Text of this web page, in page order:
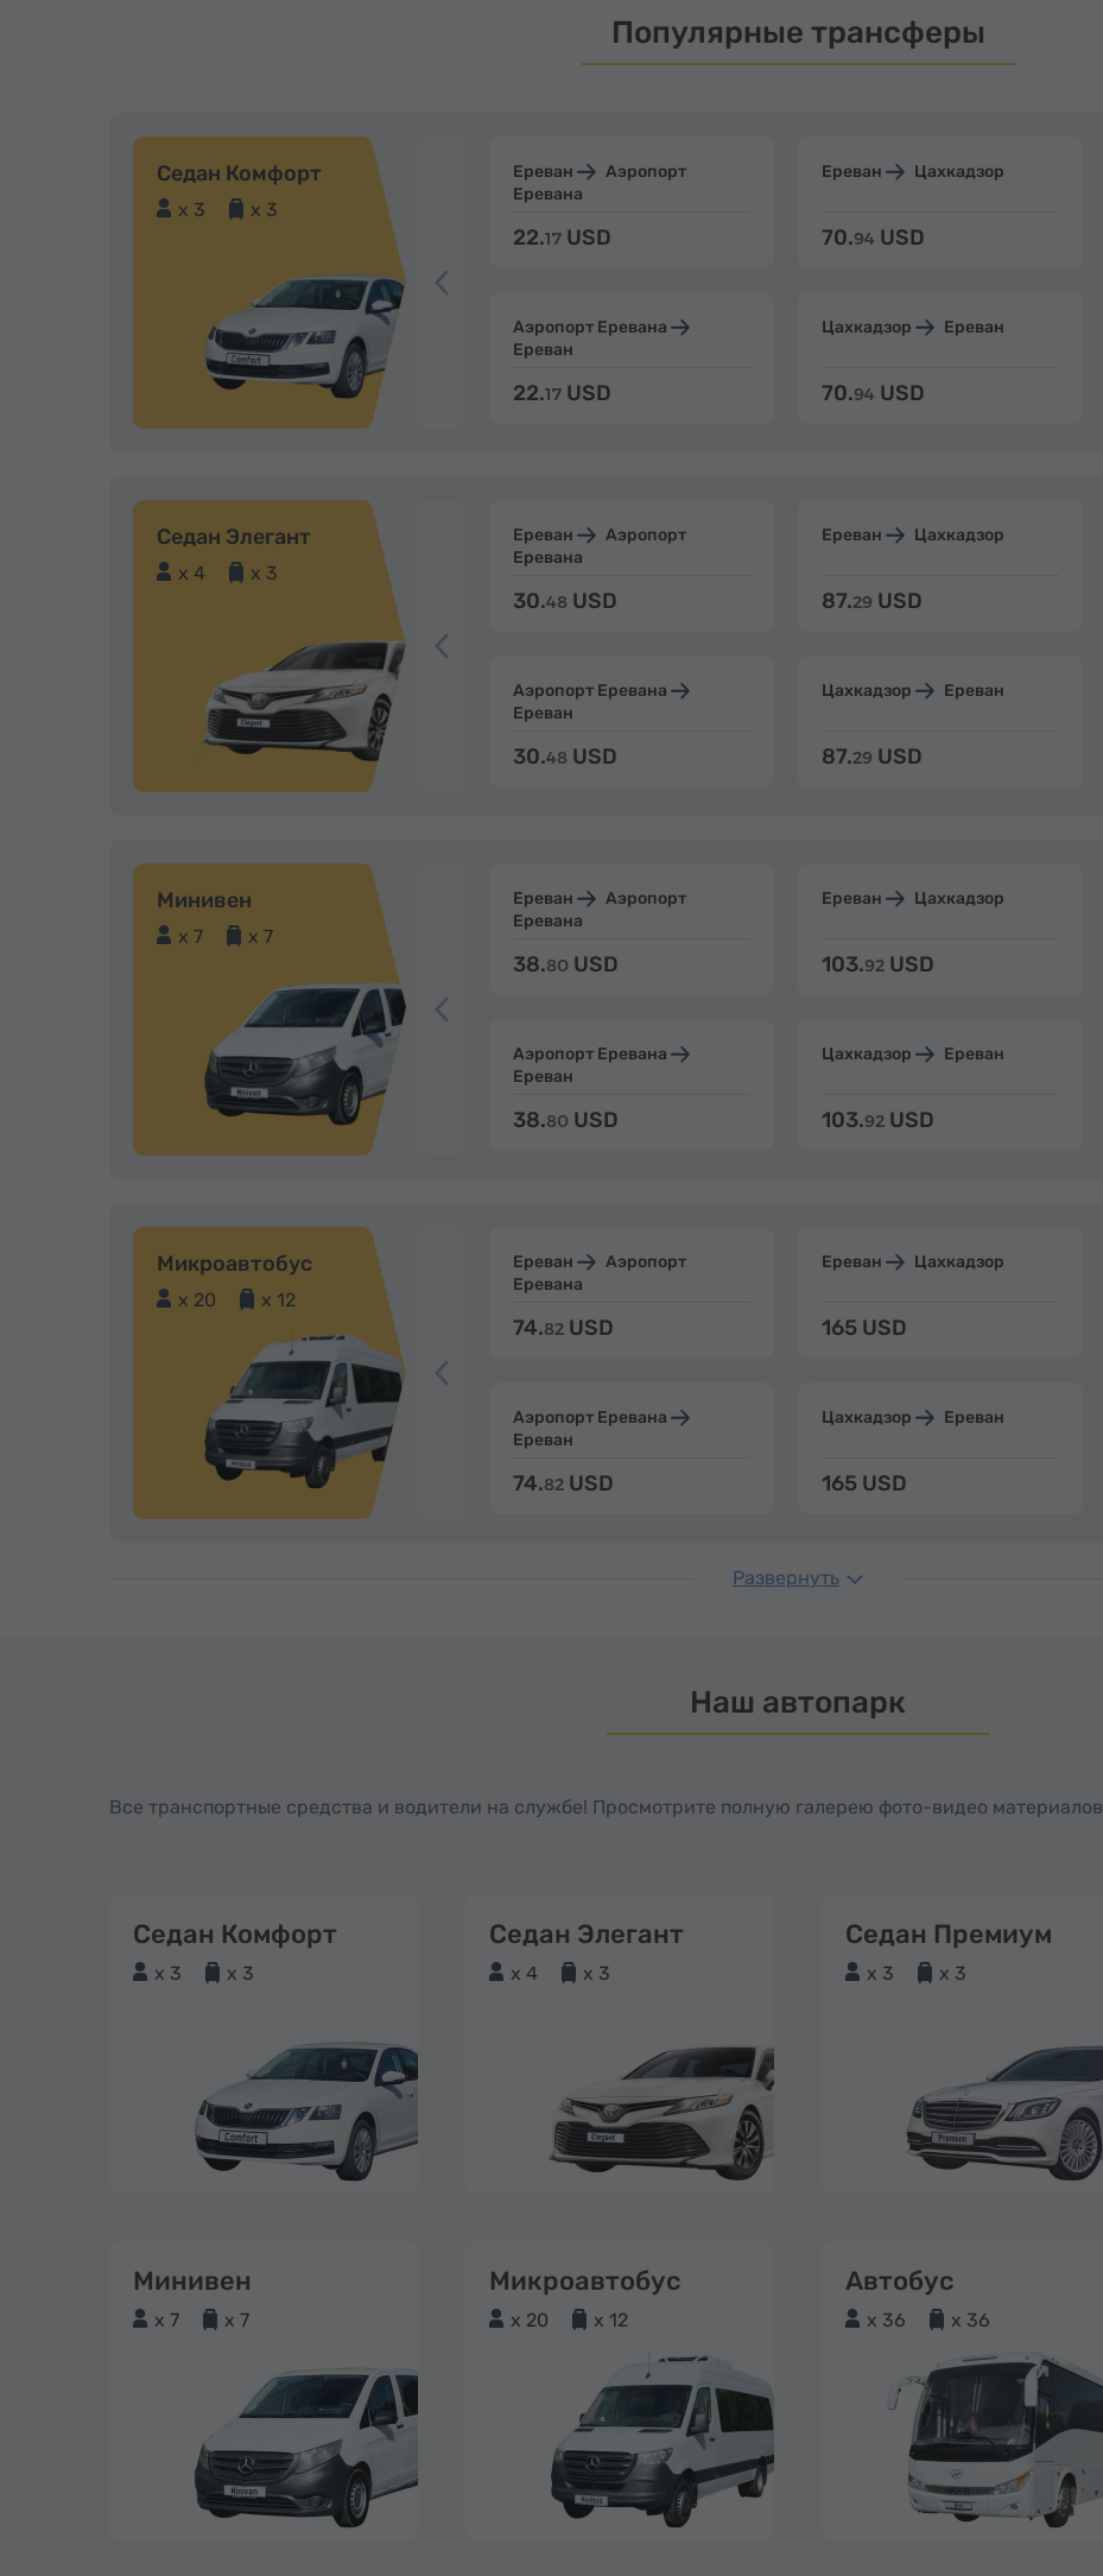
Популярные трансферы
Седан Комфорт
x 3 x 3
Ереван
Аэропорт
Еревана
22.17 USD
Аэропорт Еревана
Ереван
22.17 USD
Ереван Цахкадзор
70.94 USD
Цахкадзор Ереван
70.94 USD
Седан Элегант
x 4 x 3
Ереван
Аэропорт
Еревана
30.48 USD
Аэропорт Еревана
Ереван
30.48 USD
Ереван Цахкадзор
87.29 USD
Цахкадзор Ереван
87.29 USD
Минивен
x 7 x 7
Ереван
Аэропорт
Еревана
38.80 USD
Аэропорт Еревана
Ереван
38.80 USD
Ереван Цахкадзор
103.92 USD
Цахкадзор Ереван
103.92 USD
Микроавтобус
x 20 x 12
Ереван
Аэропорт
Еревана
74.82 USD
Аэропорт Еревана
Ереван
74.82 USD
Ереван Цахкадзор
165 USD
Цахкадзор Ереван
165 USD
Развернуть
Наш автопарк
Все транспортные средства и водители на службе! Просмотрите полную галерею фото-видео материалов
Седан Комфорт
x 3 x 3
Седан Элегант
x 4 x 3
Седан Премиум
x 3 x 3
Минивен
x 7 x 7
Микроавтобус
x 20 x 12
Автобус
x 36 x 36